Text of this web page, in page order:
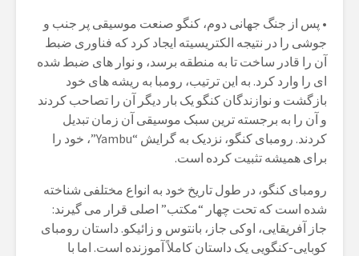
• پس از جنگ جهانی دوم، کنگو صنعت موسیقی پر جنب و
جوشی را در نتیجه الکتریسیته ایجاد کرد که فناوری ضبط
آن را قادر ساخت تا به منطقه برسد، و نوار های ضبط شده
ای را وارد کرد. به این ترتیب، رومبا به ریشه های خود
بازگشت و نوازندگان کنگو یک بار دیگر آن را تصاحب کردند
و آن را به برجسته ترین سبک موسیقی آن زمان تبدیل
کردند. رومبای کنگو، نزدیک به گرایش “Yambu”، خود را
برای همیشه تثبیت کرده است.
رومبای کنگو، در طول تاریخ خود به انواع مختلفی شناخته
شده است که تحت چهار “مکتب” اصلی قرار می گیرند:
جاز آفریقایی، اوکی جاز، بانتوس و زائیکو. داستان رومبای
کوبایی-کنگویی یک داستان کاملاً آموزنده است. اما با